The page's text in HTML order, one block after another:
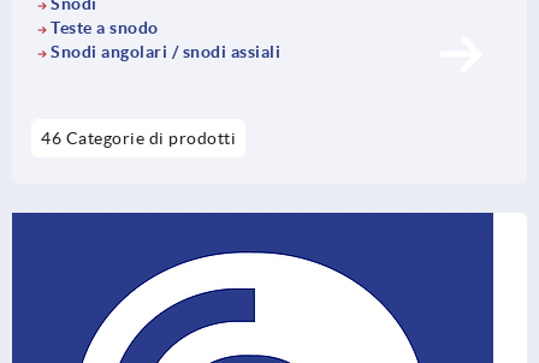
Snodi
Teste a snodo
Snodi angolari / snodi assiali
46 Categorie di prodotti